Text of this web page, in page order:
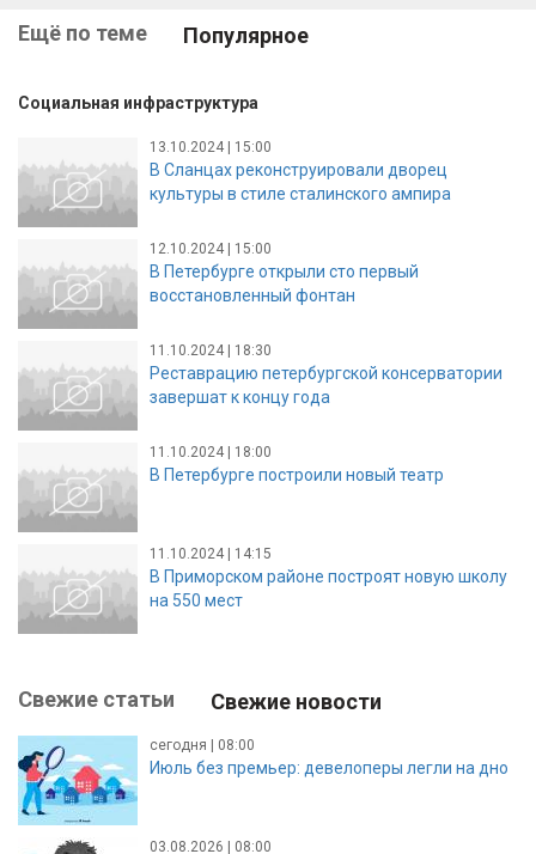
Ещё по теме Популярное
Социальная инфраструктура
13.10.2024 | 15:00
В Сланцах реконструировали дворец
культуры в стиле сталинского ампира
12.10.2024 | 15:00
В Петербурге открыли сто первый
восстановленный фонтан
11.10.2024 | 18:30
Реставрацию петербургской консерватории
завершат к концу года
11.10.2024 | 18:00
В Петербурге построили новый театр
11.10.2024 | 14:15
В Приморском районе построят новую школу
на 550 мест
Свежие статьи Свежие новости
сегодня | 08:00
Июль без премьер: девелоперы легли на дно
03.08.2026 | 08:00